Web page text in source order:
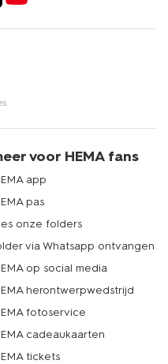
voor HEMA fans
app
pas
onze folders
via Whatsapp ontvangen
op social media
herontwerpwedstrijd
fotoservice
cadeaukaarten
tickets